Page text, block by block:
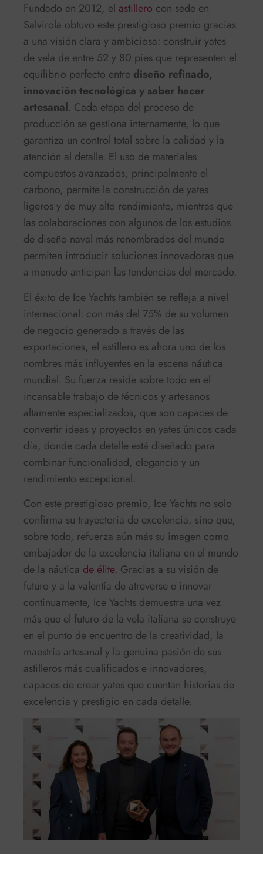
Fundado en 2012, el astillero con sede en
Salvirola obtuvo este prestigioso premio gracias
a una visión clara y ambiciosa: construir yates
de vela de entre 52 y 80 pies que representen el
equilibrio perfecto entre diseño refinado,
innovación tecnológica y saber hacer
artesanal. Cada etapa del proceso de
producción se gestiona internamente, lo que
garantiza un control total sobre la calidad y la
atención al detalle. El uso de materiales
compuestos avanzados, principalmente el
carbono, permite la construcción de yates
ligeros y de muy alto rendimiento, mientras que
las colaboraciones con algunos de los estudios
de diseño naval más renombrados del mundo
permiten introducir soluciones innovadoras que
a menudo anticipan las tendencias del mercado.
El éxito de Ice Yachts también se refleja a nivel
internacional: con más del 75% de su volumen
de negocio generado a través de las
exportaciones, el astillero es ahora uno de los
nombres más influyentes en la escena náutica
mundial. Su fuerza reside sobre todo en el
incansable trabajo de técnicos y artesanos
altamente especializados, que son capaces de
convertir ideas y proyectos en yates únicos cada
día, donde cada detalle está diseñado para
combinar funcionalidad, elegancia y un
rendimiento excepcional.
Con este prestigioso premio, Ice Yachts no solo
confirma su trayectoria de excelencia, sino que,
sobre todo, refuerza aún más su imagen como
embajador de la excelencia italiana en el mundo
de la náutica de élite. Gracias a su visión de
futuro y a la valentía de atreverse e innovar
continuamente, Ice Yachts demuestra una vez
más que el futuro de la vela italiana se construye
en el punto de encuentro de la creatividad, la
maestría artesanal y la genuina pasión de sus
astilleros más cualificados e innovadores,
capaces de crear yates que cuentan historias de
excelencia y prestigio en cada detalle.